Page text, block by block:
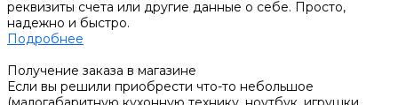
реквизиты счета или другие данные о себе. Просто,
надежно и быстро.
Подробнее
Получение заказа в магазине
Если вы решили приобрести что-то небольшое